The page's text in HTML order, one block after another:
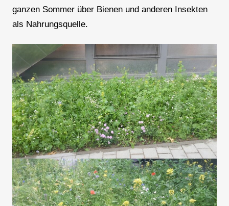
ganzen Sommer über Bienen und anderen Insekten
als Nahrungsquelle.